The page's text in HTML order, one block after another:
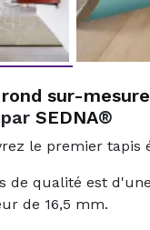
sur-mesure
SEDNA®
le premier tapis
de qualité est
de 16,5 mm.